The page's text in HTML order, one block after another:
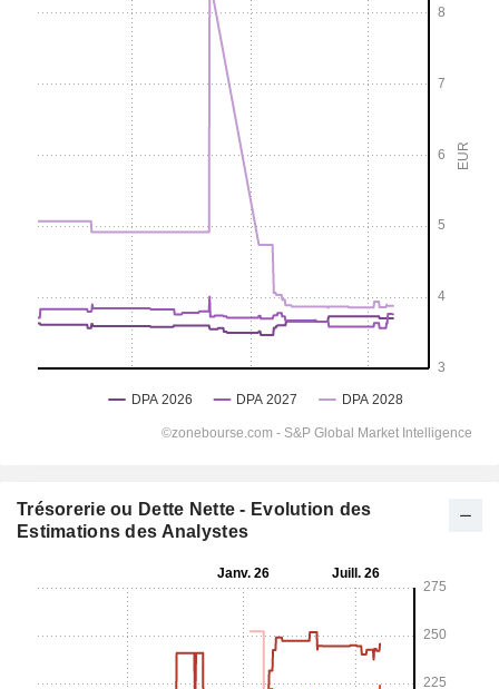
Trésorerie ou Dette Nette - Evolution des
Estimations des Analystes